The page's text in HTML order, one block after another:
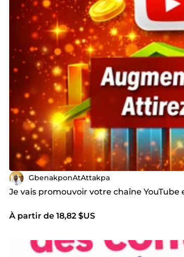
GbenakponAtAttakpa
Je vais promouvoir votre chaîne
À partir de 18,82 $US